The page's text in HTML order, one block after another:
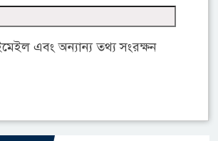
এবং অন্যান্য তথ্য সংরক্ষন